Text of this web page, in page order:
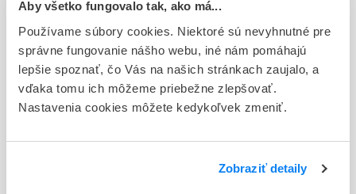
Aby všetko fungovalo tak, ako má...
Používame súbory cookies. Niektoré sú nevyhnutné pre
správne fungovanie nášho webu, iné nám pomáhajú
lepšie spoznať, čo Vás na našich stránkach zaujalo, a
vďaka tomu ich môžeme priebežne zlepšovať.
Nastavenia cookies môžete kedykoľvek zmeniť.
Zobraziť detaily
D - Registrácia bez obmedzenia platnosti
Typ registračnej procedúry
Národná
Držiteľ, krajina
TS Pharma s.r.o., Slovensko